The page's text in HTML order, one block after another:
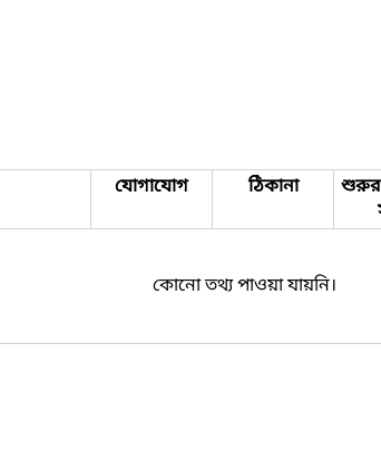
যোগাযোগ ঠিকানা
শুরুর
কোনো তথ্য পাওয়া যায়নি।